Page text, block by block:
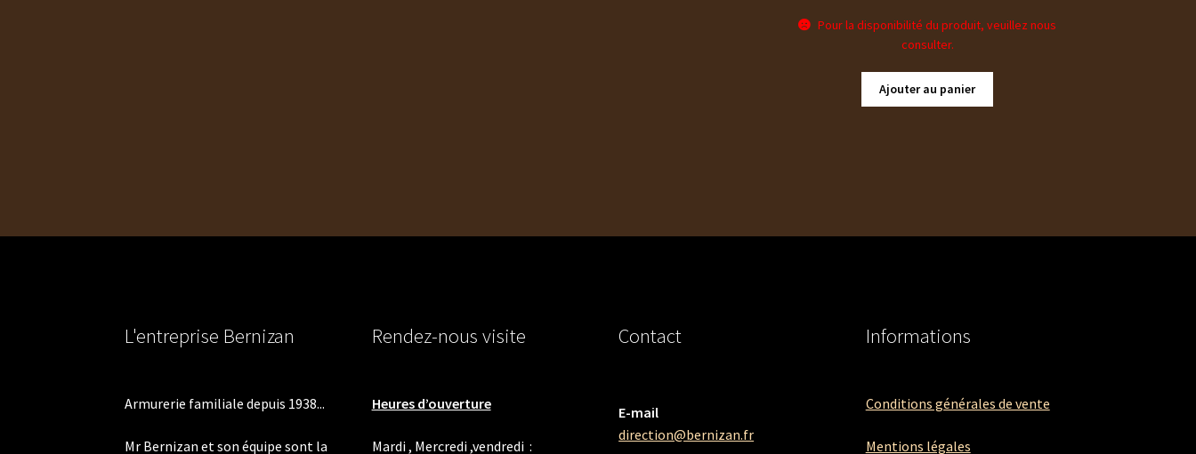
Pour la disponibilité du produit, veuillez nous
consulter.
Ajouter au panier
L'entreprise Bernizan
Armurerie familiale depuis 1938...
Mr Bernizan et son équipe sont la
Rendez-nous visite
Heures d’ouverture
Mardi , Mercredi ,vendredi :
Contact
E-mail
direction@bernizan.fr
Informations
Conditions générales de vente
Mentions légales